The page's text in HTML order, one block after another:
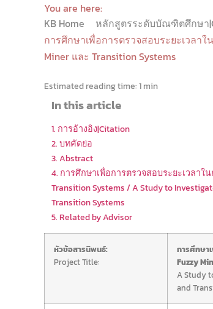
You are here:
KB Home
หลักสูตรระดับบัณฑิตศึกษา
การศึกษาเพื่อการตรวจสอบระยะเวล
Miner และ Transition Systems
Estimated reading time:1 min
In this article
1. การอ้างอิง|Citation
2. บทคัดย่อ
3. Abstract
4. การศึกษาเพื่อการตรวจสอบระยะเวลา
Transition Systems / A Study to
Transition Systems
5. Related by Advisor
หัวข้อสารนิพนธ์:
Project Title:
การศึกษา
Fuzzy
A Study
and